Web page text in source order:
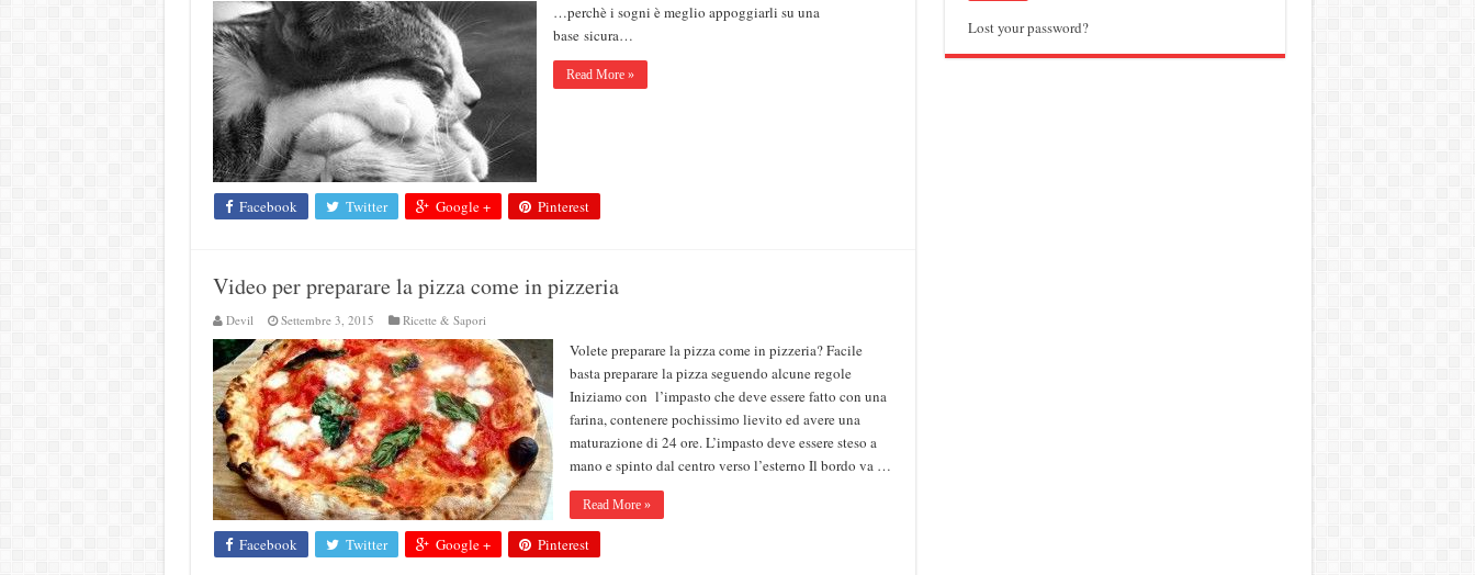
…perchè i sogni è meglio appoggiarli su una
base sicura…
Read More »
Facebook Twitter Google + Pinterest
Video per preparare la pizza come in pizzeria
Devil Settembre 3, 2015 Ricette & Sapori
Volete preparare la pizza come in pizzeria? Facile
basta preparare la pizza seguendo alcune regole
Iniziamo con l’impasto che deve essere fatto con una
farina, contenere pochissimo lievito ed avere una
maturazione di 24 ore. L’impasto deve essere steso a
mano e spinto dal centro verso l’esterno Il bordo va …
Read More »
Facebook Twitter Google + Pinterest
Lost your password?